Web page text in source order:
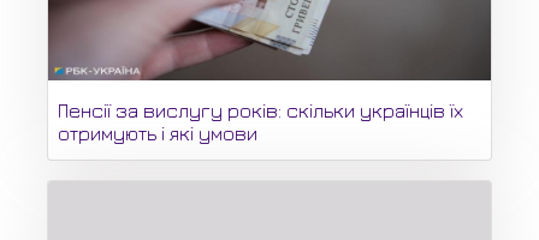
Пенсії за вислугу років: скільки українців їх
отримують і які умови